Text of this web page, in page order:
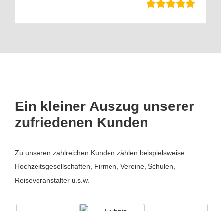
Ein kleiner Auszug unserer
zufriedenen Kunden
Zu unseren zahlreichen Kunden zählen beispielsweise:
Hochzeitsgesellschaften, Firmen, Vereine, Schulen,
Reiseveranstalter u.s.w.